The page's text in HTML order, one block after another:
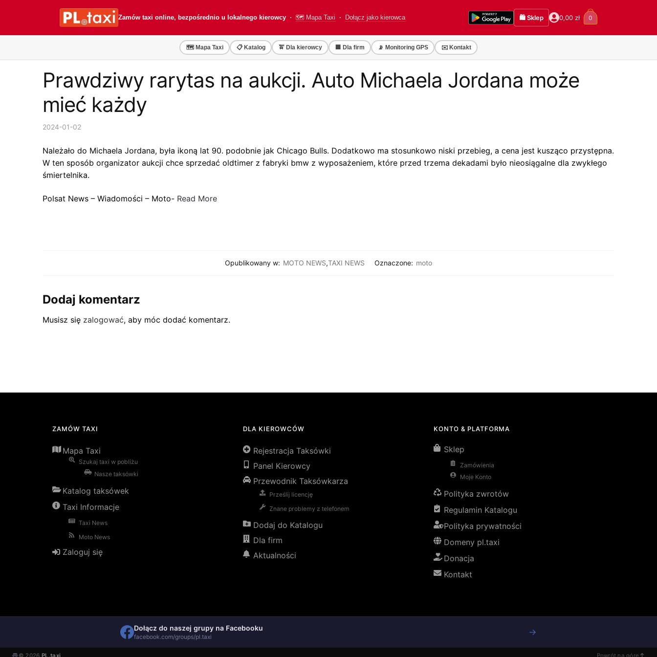
Zamów taxi online, bezpośrednio u lokalnego kierowcy · 🗺️ Mapa Taxi · Dołącz jako kierowca 🛍️ Sklep 0,00 zł 0
🗺️ Mapa Taxi 📋 Katalog 🚖 Dla kierowcy 🏢 Dla firm 📡 Monitoring GPS ✉️ Kontakt
Prawdziwy rarytas na aukcji. Auto Michaela Jordana może
mieć każdy
2024-01-02
Należało do Michaela Jordana, była ikoną lat 90. podobnie jak Chicago Bulls. Dodatkowo ma stosunkowo niski przebieg, a cena jest kusząco przystępna.
W ten sposób organizator aukcji chce sprzedać oldtimer z fabryki bmw z wyposażeniem, które przed trzema dekadami było nieosiągalne dla zwykłego
śmiertelnika.
Polsat News – Wiadomości – Moto- Read More
Opublikowany w: MOTO NEWS,TAXI NEWS Oznaczone: moto
Dodaj komentarz
Musisz się zalogować, aby móc dodać komentarz.
ZAMÓW TAXI
Mapa Taxi
Szukaj taxi w pobliżu
Nasze taksówki
Katalog taksówek
Taxi Informacje
Taxi News
Moto News
Zaloguj się
DLA KIEROWCÓW
Rejestracja Taksówki
Panel Kierowcy
Przewodnik Taksówkarza
Prześlij licencję
Znane problemy z telefonem
Dodaj do Katalogu
Dla firm
Aktualności
KONTO & PLATFORMA
Sklep
Zamówienia
Moje Konto
Polityka zwrotów
Regulamin Katalogu
Polityka prywatności
Domeny pl.taxi
Donacja
Kontakt
Dołącz do naszej grupy na Facebooku
facebook.com/groups/pl.taxi →
© 2026 PL.taxi Powrót na górę